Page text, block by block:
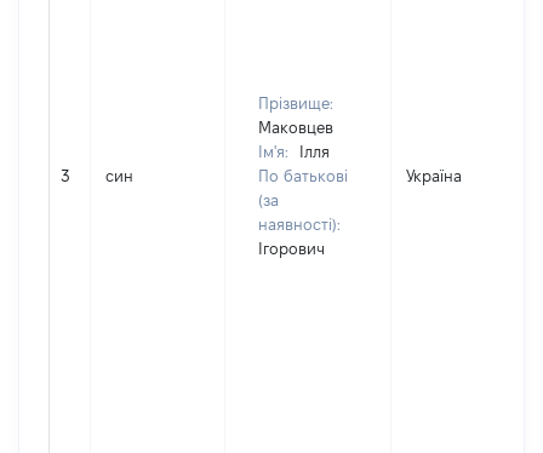
3 син
Прізвище:
Маковцев
Ім'я:
Ілля
По батькові
(за
наявності):
Ігорович
Україна